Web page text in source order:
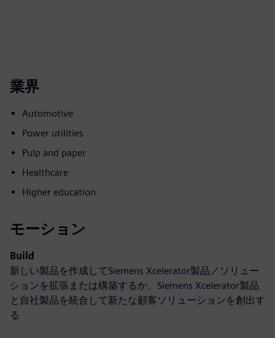
業界
Automotive
Power utilities
Pulp and paper
Healthcare
Higher education
モーション
Build
新しい製品を作成してSiemens Xcelerator製品／ソリュー
ションを拡張または構築するか、Siemens Xcelerator製品
と自社製品を統合して新たな顧客ソリューションを創出す
る